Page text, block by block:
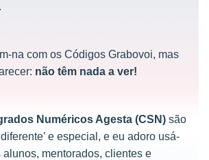
na com os Códigos Grabovoi, mas
não têm nada a ver!
Numéricos Agesta (CSN)são
e especial, e eu adoro usá-
alunos, mentorados, clientes e